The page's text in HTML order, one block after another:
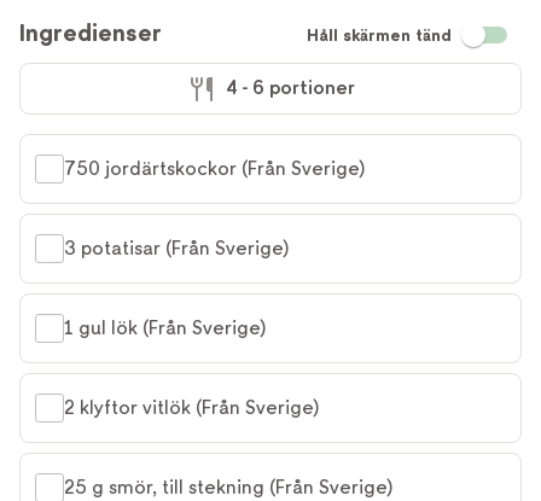
Ingredienser Håll skärmen tänd
4 - 6 portioner
750 jordärtskockor (Från Sverige)
3 potatisar (Från Sverige)
1 gul lök (Från Sverige)
2 klyftor vitlök (Från Sverige)
25 g smör, till stekning (Från Sverige)